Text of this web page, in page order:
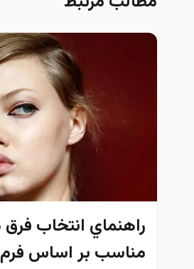
راهنماي انتخاب
مناسب بر اساس